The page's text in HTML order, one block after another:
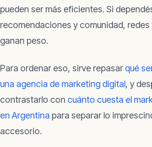
pueden ser más eficientes. Si
recomendaciones y comunidad, redes
ganan peso.
Para ordenar eso, sirve repasar qué
una agencia de marketing digital, y
contrastarlo con cuánto cuesta el
en Argentina para separar lo
accesorio.